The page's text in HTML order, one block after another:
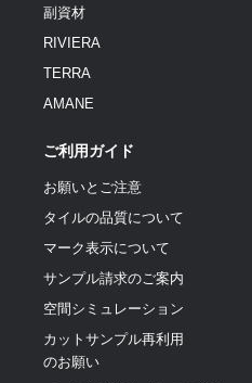
副資材
RIVIERA
TERRA
AMANE
ご利用ガイド
お願いとご注意
タイルの品質について
マーク表示について
サンプル請求のご案内
空間シミュレーション
カットサンプル再利用
のお願い